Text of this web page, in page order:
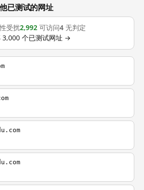
测试的网址
受扰2,992 可访问4 无判定
个已测试网址 →